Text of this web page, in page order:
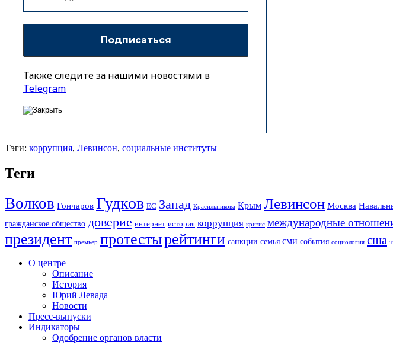
Также следите за нашими новостями в
Telegram
Тэги: коррупция, Левинсон, социальные институты
Теги
Волков Гончаров Гудков ЕС Запад Красильникова Крым Левинсон Москва
гражданское общество доверие интернет история коррупция кризис международные
президент премьер протестырейтинги санкции семья сми события социология сша
О центре
Описание
История
Юрий Левада
Новости
Пресс-выпуски
Индикаторы
Одобрение органов власти